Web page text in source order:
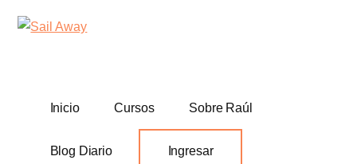
Additional
menu
Sail
Academia
Inicio
Cursos Sobre Raúl
Blog Diario Ingresar